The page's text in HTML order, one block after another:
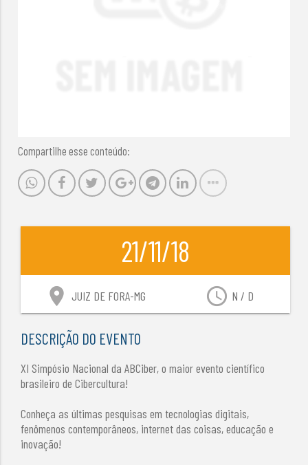
Compartilhe esse conteúdo:
21/11/18
access_time N / D
location_on JUIZ DE FORA-MG
DESCRIÇÃO DO EVENTO
XI Simpósio Nacional da ABCiber, o maior evento científico
brasileiro de Cibercultura!
Conheça as últimas pesquisas em tecnologias digitais,
fenômenos contemporâneos, internet das coisas, educação e
inovação!